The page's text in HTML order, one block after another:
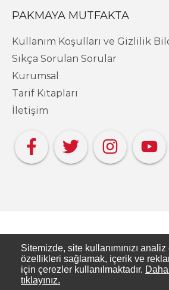
PAKMAYA MUTFAKTA
Kullanım Koşulları ve Gizlilik
Sıkça Sorulan Sorular
Kurumsal
Tarif Kitapları
İletişim
Copyright PAKMAYA - Pakmaya
Pakmaya Mutfakta, Pakmaya’nın
sitesidir.
Sitemizde, site kullanımınızı
özellikleri sağlamak, içerik ve
için çerezler kullanılmaktadır.
tıklayınız.